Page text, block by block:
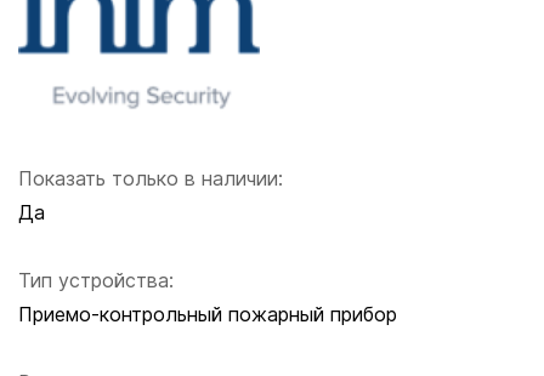
Показать только в наличии:
Да
Тип устройства:
Приемо-контрольный пожарный прибор